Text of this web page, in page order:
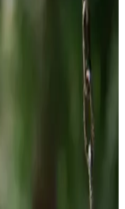
ve
çeşitliliği ve kalite
veriyor, rekabeti
Alternatifler
doğal içerikleri
çıkıyor. Bu
detaylandırıldı.